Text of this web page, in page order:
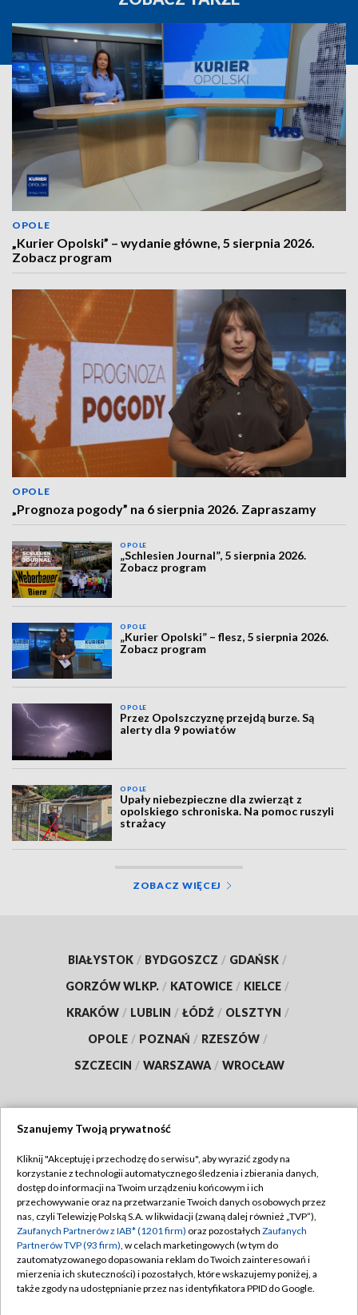
OPOLE
„Kurier Opolski” – wydanie główne, 5 sierpnia 2026.
Zobacz program
OPOLE
„Prognoza pogody” na 6 sierpnia 2026. Zapraszamy
OPOLE
„Schlesien Journal”, 5 sierpnia 2026.
Zobacz program
OPOLE
„Kurier Opolski” – flesz, 5 sierpnia 2026.
Zobacz program
OPOLE
Przez Opolszczyznę przejdą burze. Są
alerty dla 9 powiatów
OPOLE
Upały niebezpieczne dla zwierząt z
opolskiego schroniska. Na pomoc ruszyli
strażacy
ZOBACZ WIĘCEJ
BIAŁYSTOK / BYDGOSZCZ / GDAŃSK /
GORZÓW WLKP. / KATOWICE / KIELCE /
KRAKÓW / LUBLIN / ŁÓDŹ / OLSZTYN /
OPOLE / POZNAŃ / RZESZÓW /
SZCZECIN / WARSZAWA / WROCŁAW
TVP
Abonament TVP
Emisja w TVP
Centrum informacji TVP
Naziemna Telewizja Cyfrowa
Regulamin TVP
Polityka prywatności
Moje zgody
Pomoc
Szanujemy Twoją prywatność
Kliknij "Akceptuję i przechodzę do serwisu", aby wyrazić zgody na
korzystanie z technologii automatycznego śledzenia i zbierania danych,
dostęp do informacji na Twoim urządzeniu końcowym i ich
przechowywanie oraz na przetwarzanie Twoich danych osobowych przez
nas, czyli Telewizję Polską S.A. w likwidacji (zwaną dalej również „TVP”),
Zaufanych Partnerów z IAB* (1201 firm) oraz pozostałych Zaufanych
Partnerów TVP (93 firm), w celach marketingowych (w tym do
zautomatyzowanego dopasowania reklam do Twoich zainteresowań i
mierzenia ich skuteczności) i pozostałych, które wskazujemy poniżej, a
także zgody na udostępnianie przez nas identyfikatora PPID do Google.